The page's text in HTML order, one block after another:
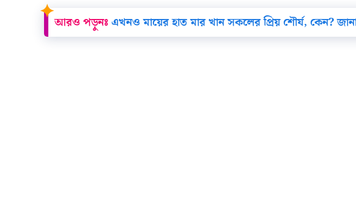
আরও পড়ুনঃএখনও মায়ের হাত মার খান সকলের প্রিয় শৌর্য, কেন?